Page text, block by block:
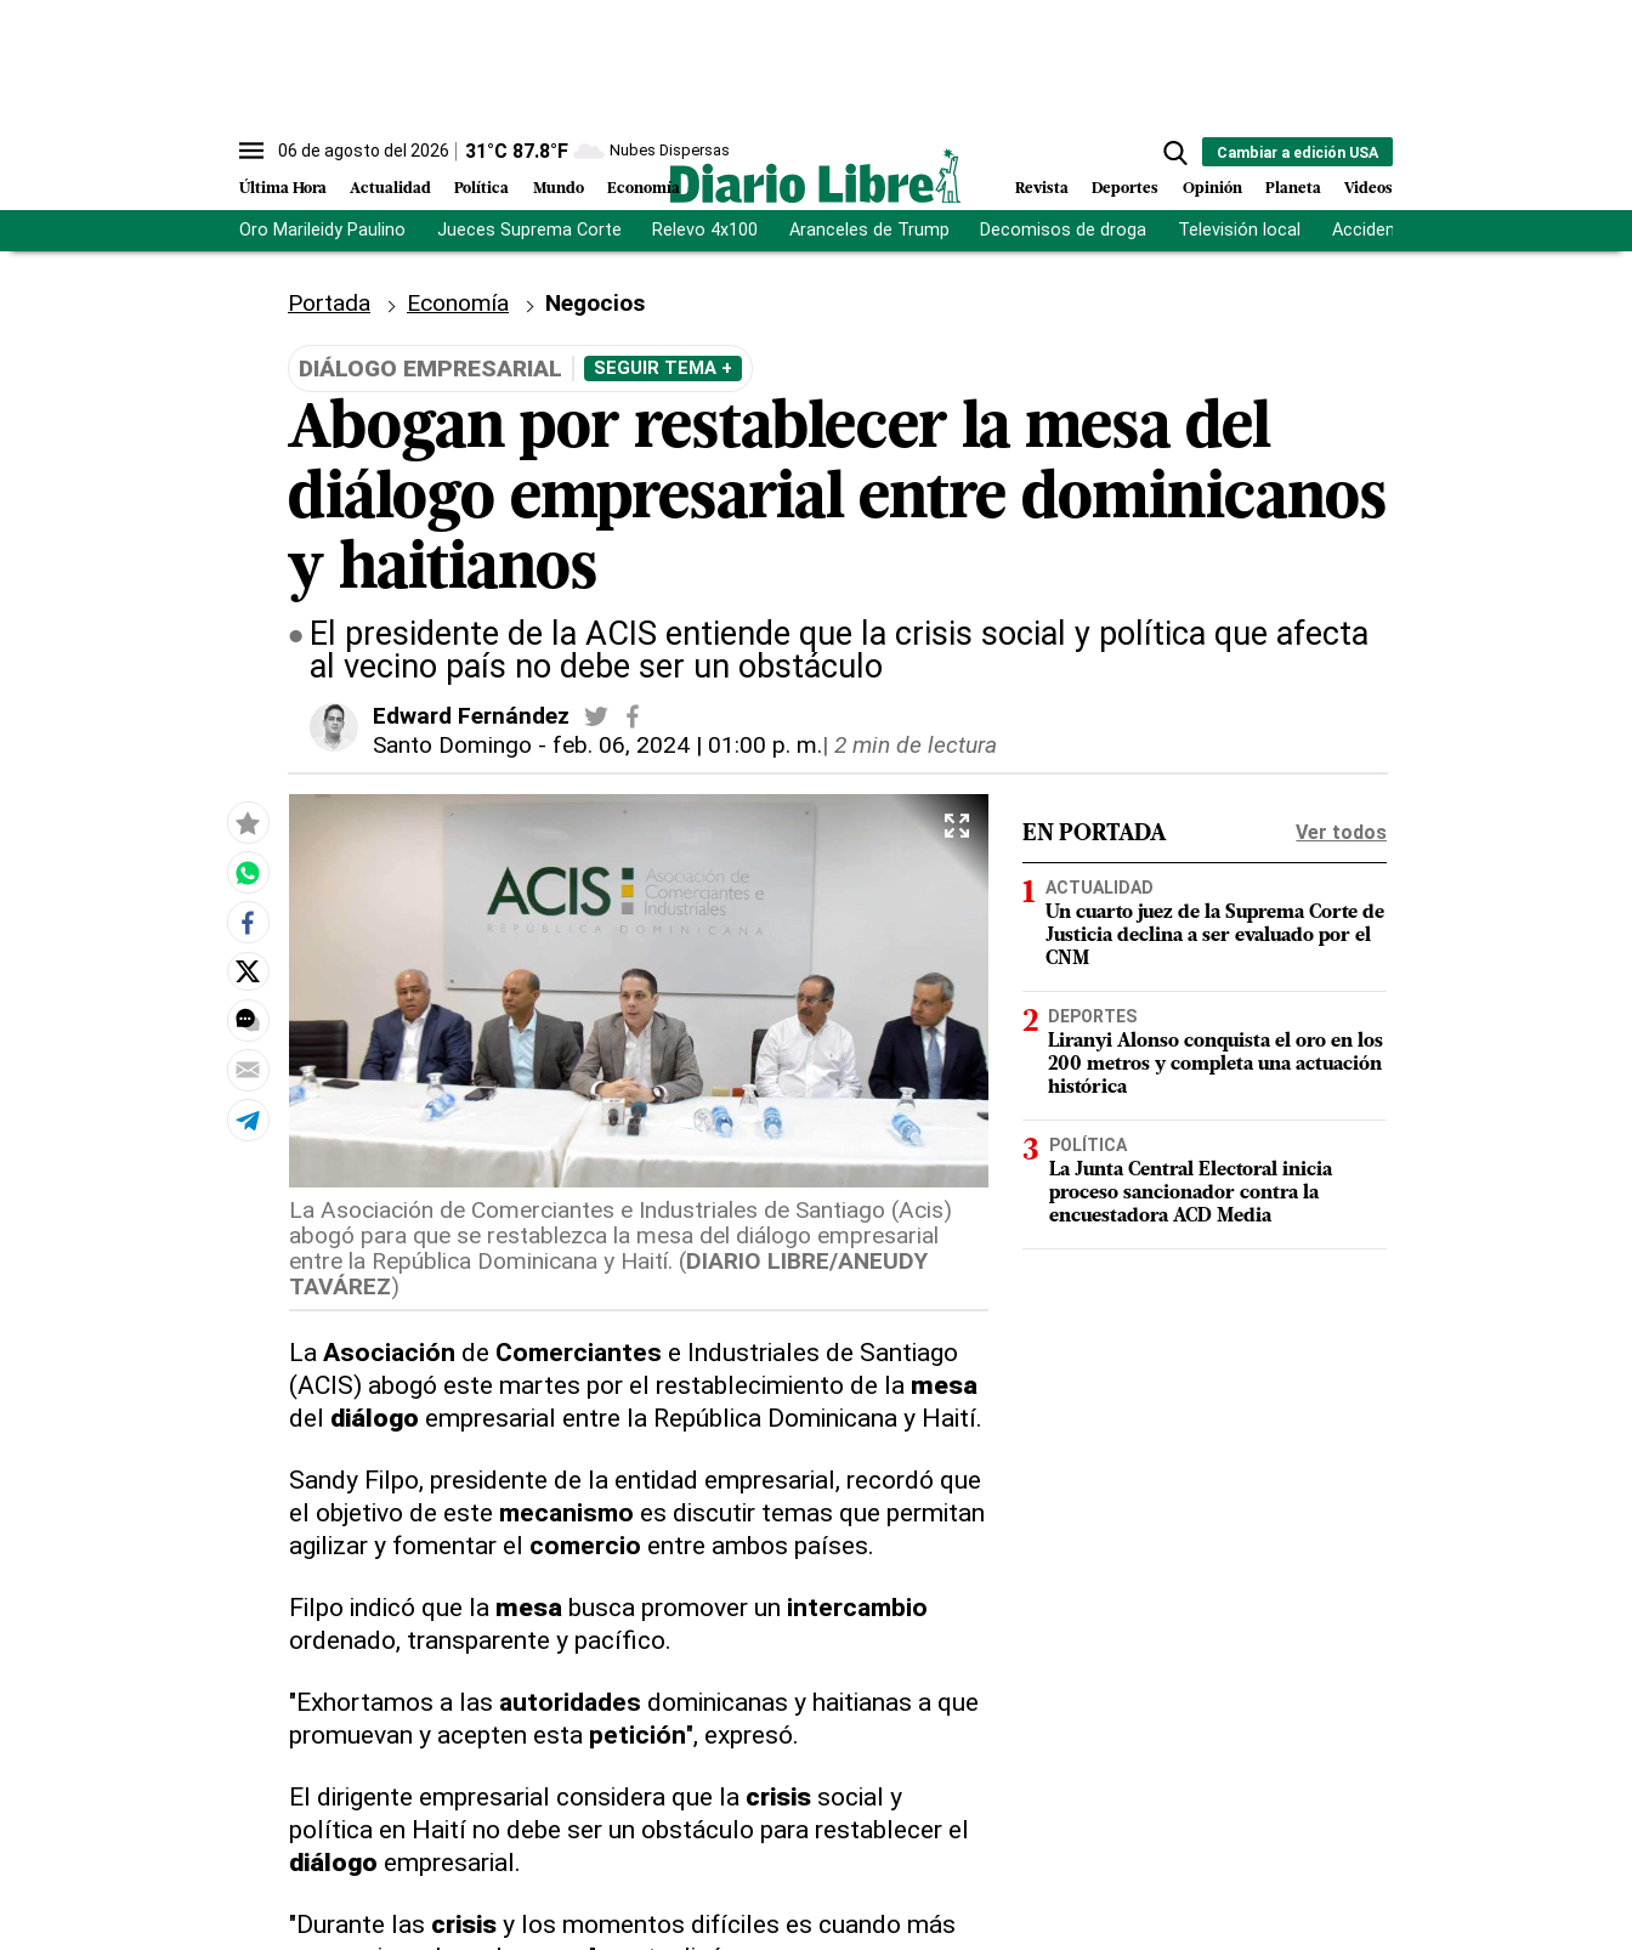
06 de agosto del 2026 31°C 87.8°F Nubes Dispersas
Última Hora Actualidad Política Mundo Economía
Cambiar a edición USA
Revista Deportes Opinión Planeta Videos
Oro Marileidy Paulino Jueces Suprema Corte Relevo 4x100 Aranceles de Trump Decomisos de droga Televisión local Accidente Los Ríos
Portada Economía Negocios
DIÁLOGO EMPRESARIAL SEGUIR TEMA +
Abogan por restablecer la mesa del
diálogo empresarial entre dominicanos
y haitianos
El presidente de la ACIS entiende que la crisis social y política que afecta
al vecino país no debe ser un obstáculo
Edward Fernández
Santo Domingo - feb. 06, 2024 | 01:00 p. m.| 2 min de lectura
La Asociación de Comerciantes e Industriales de Santiago (Acis)
abogó para que se restablezca la mesa del diálogo empresarial
entre la República Dominicana y Haití. (DIARIO LIBRE/ANEUDY
TAVÁREZ)
La Asociación de Comerciantes e Industriales de Santiago
(ACIS) abogó este martes por el restablecimiento de la mesa
del diálogo empresarial entre la República Dominicana y Haití.
Sandy Filpo, presidente de la entidad empresarial, recordó que
el objetivo de este mecanismo es discutir temas que permitan
agilizar y fomentar el comercio entre ambos países.
Filpo indicó que la mesa busca promover un intercambio
ordenado, transparente y pacífico.
"Exhortamos a las autoridades dominicanas y haitianas a que
promuevan y acepten esta petición", expresó.
El dirigente empresarial considera que la crisissocial y
política en Haití no debe ser un obstáculo para restablecer el
diálogo empresarial.
"Durante las crisisy los momentos difíciles es cuando más
EN PORTADA Ver todos
ACTUALIDAD
Un cuarto juez de la Suprema Corte de
Justicia declina a ser evaluado por el
CNM
DEPORTES
Liranyi Alonso conquista el oro en los
200 metros y completa una actuación
histórica
POLÍTICA
La Junta Central Electoral inicia
proceso sancionador contra la
encuestadora ACD Media